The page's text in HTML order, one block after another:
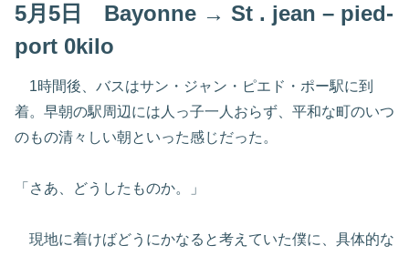
5月5日 Bayonne → St . jean – pied-
port 0kilo
1時間後、バスはサン・ジャン・ピエド・ポー駅に到
着。早朝の駅周辺には人っ子一人おらず、平和な町のいつ
のもの清々しい朝といった感じだった。
「さあ、どうしたものか。」
現地に着けばどうにかなると考えていた僕に、具体的な